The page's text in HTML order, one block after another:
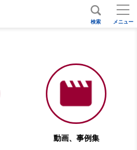
検索 メニュー
動画、事例集